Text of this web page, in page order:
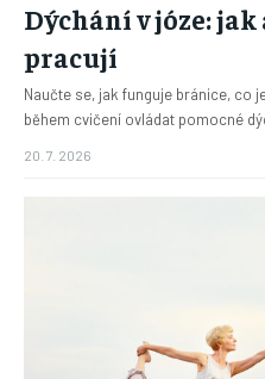
Dýchání v józe:
pracují
Naučte se, jak funguje bránice, co
20. 7. 2026